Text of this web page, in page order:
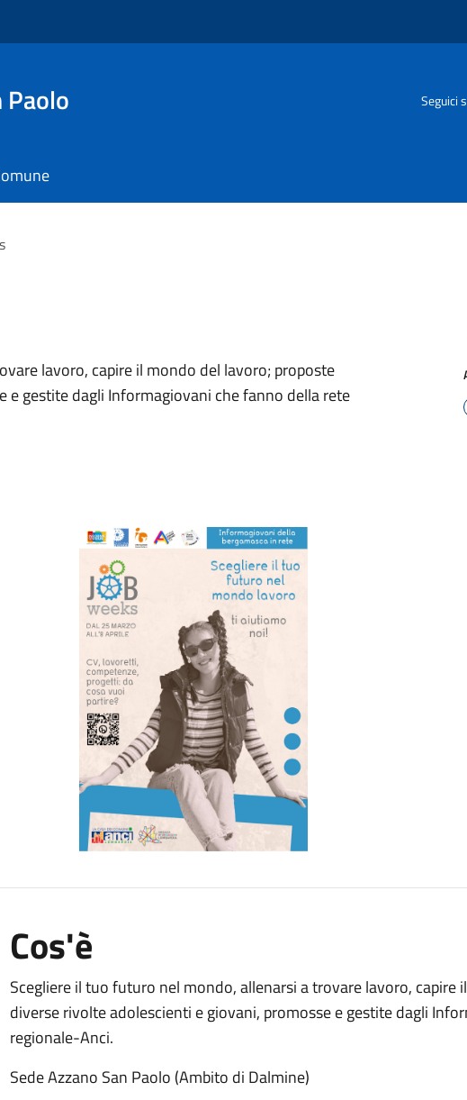
Paolo Seguici
lavoro, capire il mondo del lavoro; proposte
gestite dagli Informagiovani che fanno della rete
Cos'è
Scegliere il tuo futuro nel mondo, allenarsi a trovare lavoro, capire
diverse rivolte adolescienti e giovani, promosse e gestite dagli
regionale-Anci.
Sede Azzano San Paolo (Ambito di Dalmine)